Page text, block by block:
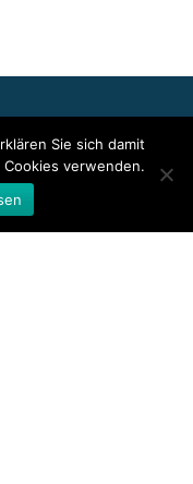
angezeigte Bild- und
Herausgeber
Urheber der
und
Sie sich damit
verwenden.